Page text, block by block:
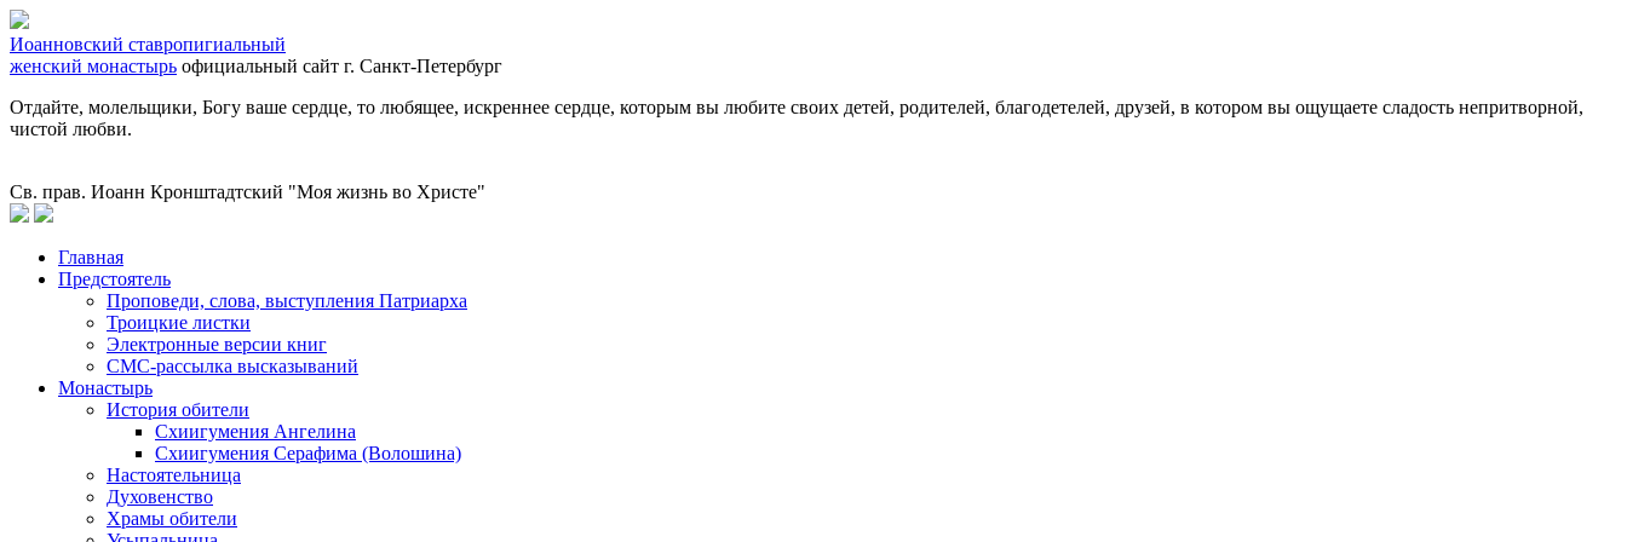
Иоанновский ставропигиальный
женский монастырь официальный сайт г. Санкт-Петербург
Отдайте, молельщики, Богу ваше сердце, то любящее, искреннее сердце, которым вы любите своих детей, родителей, благодетелей, друзей, в котором вы ощущаете сладость непритворной,
чистой любви.
Св. прав. Иоанн Кронштадтский "Моя жизнь во Христе"
Главная
Предстоятель
Проповеди, слова, выступления Патриарха
Троицкие листки
Электронные версии книг
СМС-рассылка высказываний
Монастырь
История обители
Схиигумения Ангелина
Схиигумения Серафима (Волошина)
Настоятельница
Духовенство
Храмы обители